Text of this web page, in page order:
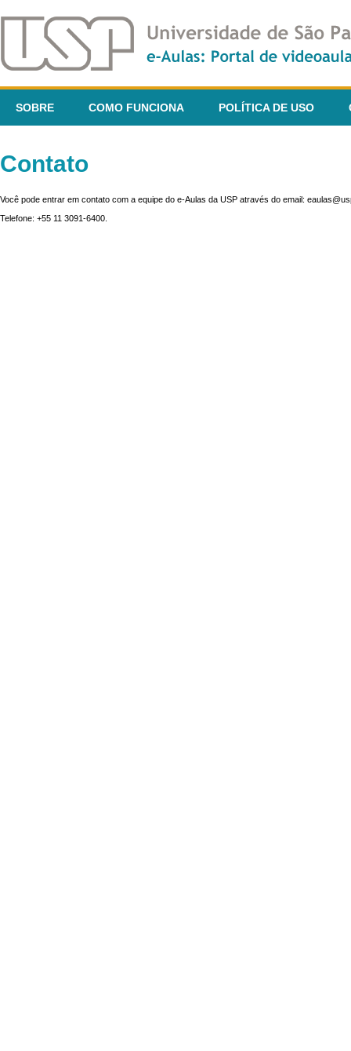
SOBRE COMO FUNCIONA POLÍTICA DE USO
Contato
Você pode entrar em contato com a equipe do e-Aulas da USP através do email:
Telefone: +55 11 3091-6400.